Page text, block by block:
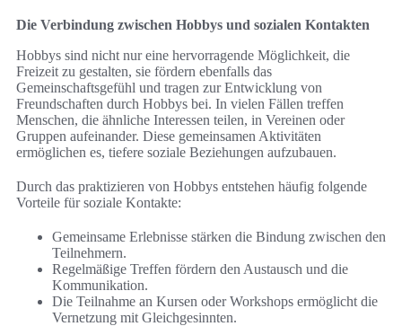
Die Verbindung zwischen Hobbys und sozialen Kontakten
Hobbys sind nicht nur eine hervorragende Möglichkeit, die
Freizeit zu gestalten, sie fördern ebenfalls das
Gemeinschaftsgefühl und tragen zur Entwicklung von
Freundschaften durch Hobbys bei. In vielen Fällen treffen
Menschen, die ähnliche Interessen teilen, in Vereinen oder
Gruppen aufeinander. Diese gemeinsamen Aktivitäten
ermöglichen es, tiefere soziale Beziehungen aufzubauen.
Durch das praktizieren von Hobbys entstehen häufig folgende
Vorteile für soziale Kontakte:
Gemeinsame Erlebnisse stärken die Bindung zwischen den
Teilnehmern.
Regelmäßige Treffen fördern den Austausch und die
Kommunikation.
Die Teilnahme an Kursen oder Workshops ermöglicht die
Vernetzung mit Gleichgesinnten.